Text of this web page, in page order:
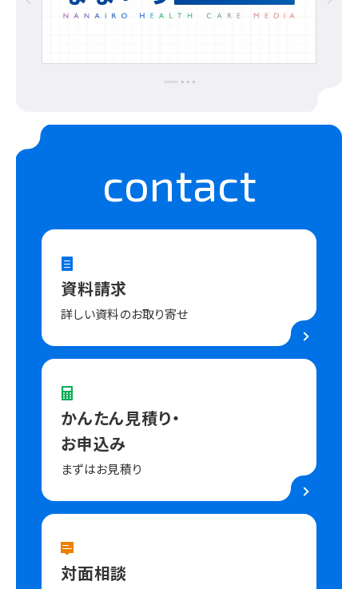
contact
資料請求
詳しい資料のお取り寄せ
かんたん見積り・
お申込み
まずはお見積り
対面相談